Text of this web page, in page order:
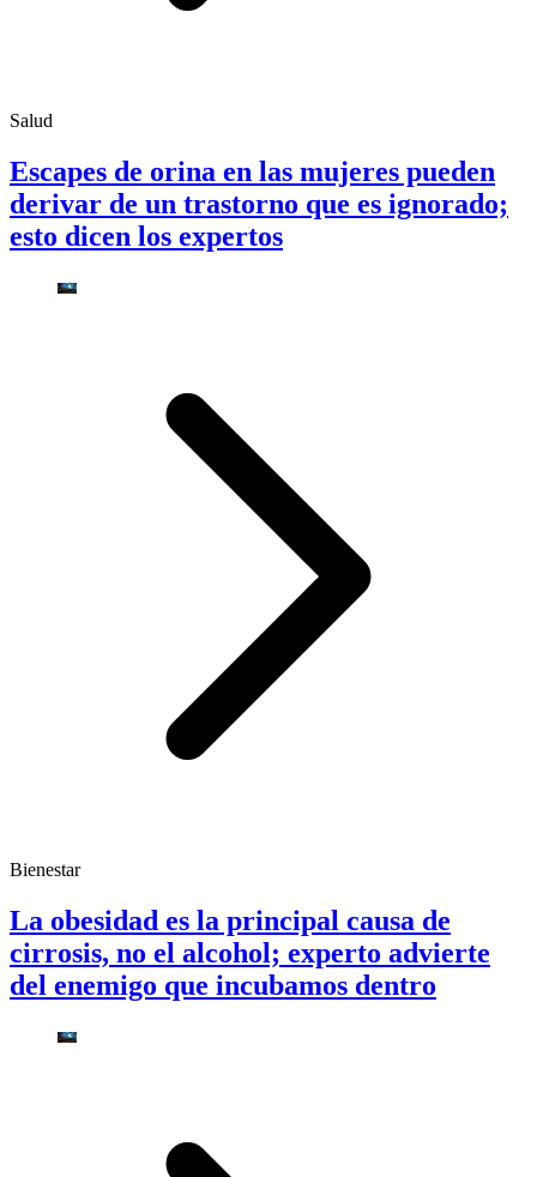
Salud
Escapes de orina en las mujeres pueden
derivar de un trastorno que es ignorado;
esto dicen los expertos
Bienestar
La obesidad es la principal causa de
cirrosis, no el alcohol; experto advierte
del enemigo que incubamos dentro